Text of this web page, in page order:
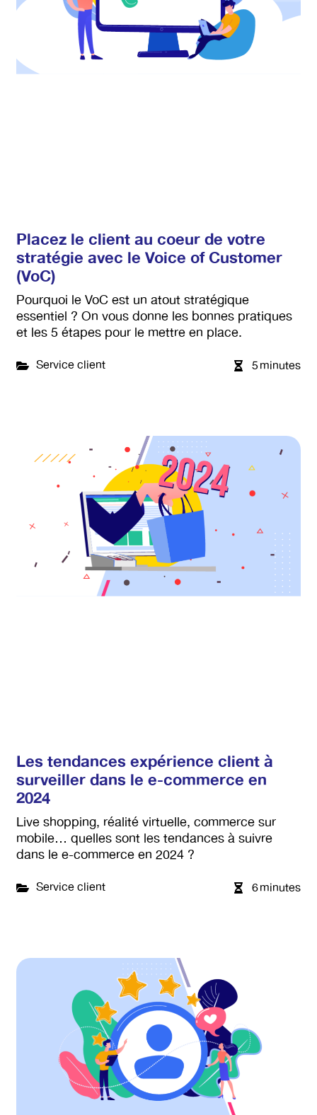
Service client
Placez le client au coeur de votre
stratégie avec le Voice of Customer
(VoC)
5minutes
Pourquoi le VoC est un atout stratégique
essentiel ? On vous donne les bonnes pratiques
et les 5 étapes pour le mettre en place.
Service client
Les tendances expérience client à
surveiller dans le e-commerce en
2024
6minutes
Live shopping, réalité virtuelle, commerce sur
mobile… quelles sont les tendances à suivre
dans le e-commerce en 2024 ?